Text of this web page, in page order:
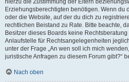
hierzu die Zustimmung der Eltern
Erziehungsberechtigten benötigen. Wenn du
oder die Website, auf der du dich zu
rechtlichen Beistand zu Rate. Bitte beachte,
Besitzer dieses Boards keine
Anlaufstelle für Rechtsangelegenheiten
unter der Frage „An wen soll ich mich
juristische Anfragen zu diesem Forum gibt?“
Nach oben